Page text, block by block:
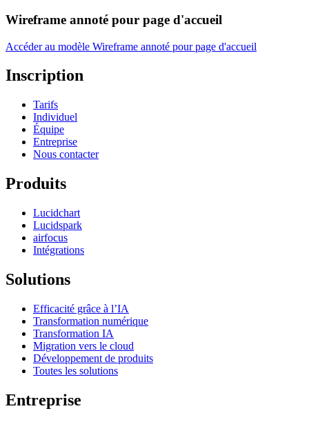
Wireframe annoté pour page d'accueil
Accéder au modèle Wireframe annoté pour page d'accueil
Inscription
Tarifs
Individuel
Équipe
Entreprise
Nous contacter
Produits
Lucidchart
Lucidspark
airfocus
Intégrations
Solutions
Efficacité grâce à l’IA
Transformation numérique
Transformation IA
Migration vers le cloud
Développement de produits
Toutes les solutions
Entreprise